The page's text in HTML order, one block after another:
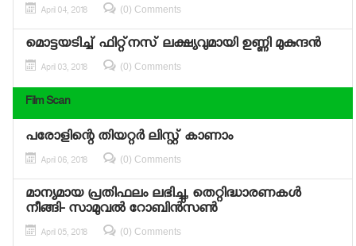
April 04, 2018 (0) Comments
മൊട്ടയടിച്ച് ഫിറ്റ്‌നസ് ലക്ഷ്യവുമായി ഉണ്ണി മുകുന്ദന്‍
April 03, 2018 (0) Comments
Film Scan
പരോളിന്റെ തിയറ്റര്‍ ലിസ്റ്റ് കാണാം
April 06, 2018 (0) Comments
മാന്യമായ പ്രതിഫലം ലഭിച്ചു, തെറ്റിദ്ധാരണകള്‍
നീങ്ങി- സാമുവല്‍ റോബിന്‍സണ്‍
April 05, 2018 (0) Comments